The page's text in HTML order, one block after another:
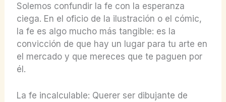
Solemos confundir la fe con la esperanza
ciega. En el oficio de la ilustración o el cómic,
la fe es algo mucho más tangible: es la
convicción de que hay un lugar para tu arte en
el mercado y que mereces que te paguen por
él.
La fe incalculable: Querer ser dibujante de